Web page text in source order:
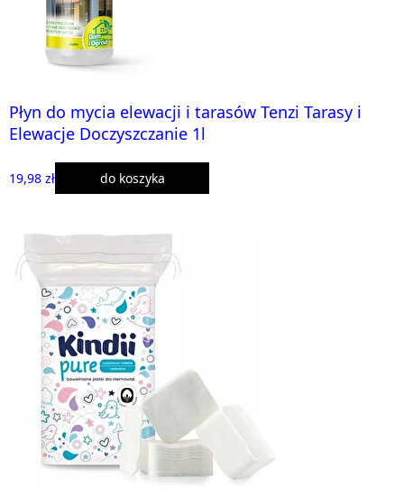
Płyn do mycia elewacji i tarasów Tenzi Tarasy i
Elewacje Doczyszczanie 1l
19,98 zł do koszyka